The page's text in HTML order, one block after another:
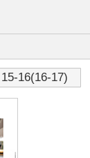
16(16-17)